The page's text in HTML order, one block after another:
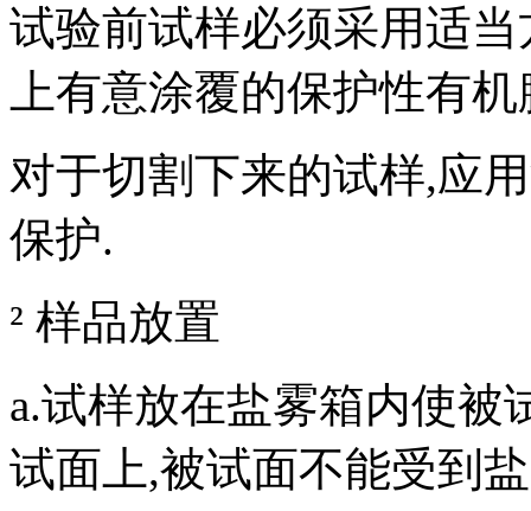
试验前试样必须采用适
上有意涂覆的保护性有机
对于切割下来的试样,应
保护.
² 样品放置
a.试样放在盐雾箱内使被
试面上,被试面不能受到